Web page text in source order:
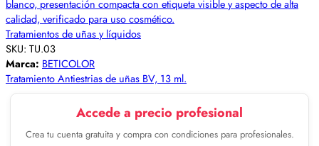
Tratamientos de uñas y líquidos
SKU: TU.03
Marca: BETICOLOR
Tratamiento Antiestrias de uñas BV, 13 ml.
Accede a precio profesional
Crea tu cuenta gratuita y compra con condiciones para profesionales.